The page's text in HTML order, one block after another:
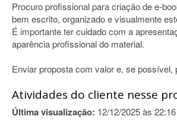
Procuro profissional para criação de e-
bem escrito, organizado e visualmente
É importante ter cuidado com a
aparência profissional do material.
Enviar proposta com valor e, se possível,
Atividades do cliente nesse
Última visualização: 12/12/2025 às 22:16